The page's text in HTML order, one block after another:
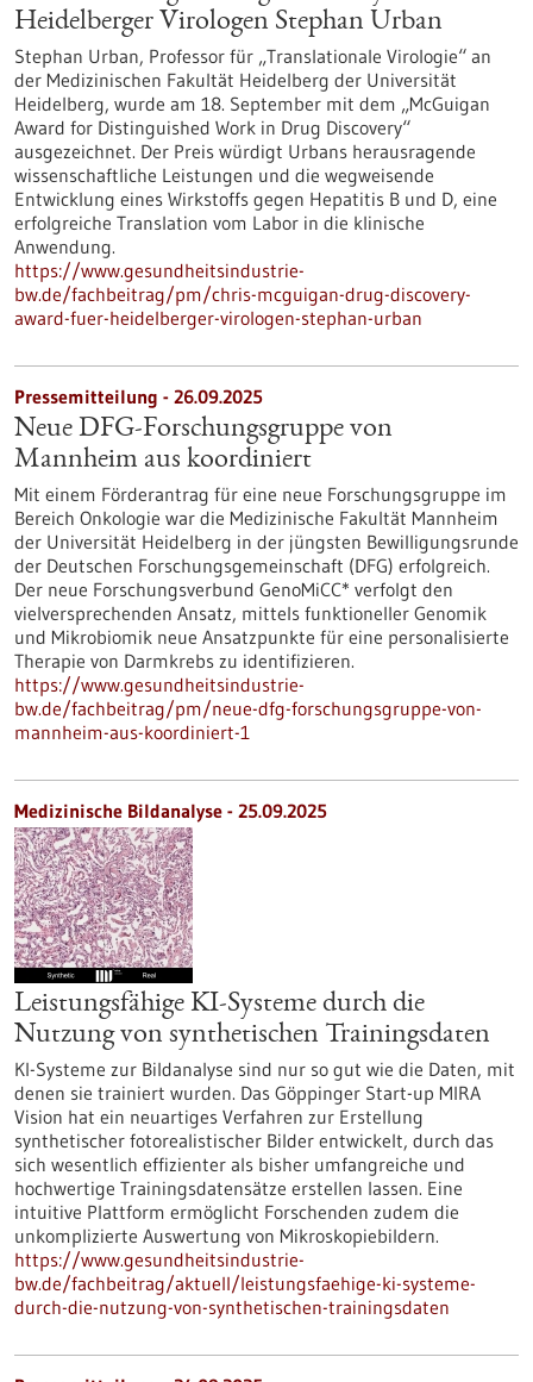
Heidelberger Virologen Stephan Urban
Stephan Urban, Professor für „Translationale Virologie“ an
der Medizinischen Fakultät Heidelberg der Universität
Heidelberg, wurde am 18. September mit dem „McGuigan
Award for Distinguished Work in Drug Discovery“
ausgezeichnet. Der Preis würdigt Urbans herausragende
wissenschaftliche Leistungen und die wegweisende
Entwicklung eines Wirkstoffs gegen Hepatitis B und D, eine
erfolgreiche Translation vom Labor in die klinische
Anwendung.
https://www.gesundheitsindustrie-
bw.de/fachbeitrag/pm/chris-mcguigan-drug-discovery-
award-fuer-heidelberger-virologen-stephan-urban
Pressemitteilung - 26.09.2025
Neue DFG-Forschungsgruppe von
Mannheim aus koordiniert
Mit einem Förderantrag für eine neue Forschungsgruppe im
Bereich Onkologie war die Medizinische Fakultät Mannheim
der Universität Heidelberg in der jüngsten Bewilligungsrunde
der Deutschen Forschungsgemeinschaft (DFG) erfolgreich.
Der neue Forschungsverbund GenoMiCC* verfolgt den
vielversprechenden Ansatz, mittels funktioneller Genomik
und Mikrobiomik neue Ansatzpunkte für eine personalisierte
Therapie von Darmkrebs zu identifizieren.
https://www.gesundheitsindustrie-
bw.de/fachbeitrag/pm/neue-dfg-forschungsgruppe-von-
mannheim-aus-koordiniert-1
Medizinische Bildanalyse - 25.09.2025
Leistungsfähige KI-Systeme durch die
Nutzung von synthetischen Trainingsdaten
KI-Systeme zur Bildanalyse sind nur so gut wie die Daten, mit
denen sie trainiert wurden. Das Göppinger Start-up MIRA
Vision hat ein neuartiges Verfahren zur Erstellung
synthetischer fotorealistischer Bilder entwickelt, durch das
sich wesentlich effizienter als bisher umfangreiche und
hochwertige Trainingsdatensätze erstellen lassen. Eine
intuitive Plattform ermöglicht Forschenden zudem die
unkomplizierte Auswertung von Mikroskopiebildern.
https://www.gesundheitsindustrie-
bw.de/fachbeitrag/aktuell/leistungsfaehige-ki-systeme-
durch-die-nutzung-von-synthetischen-trainingsdaten